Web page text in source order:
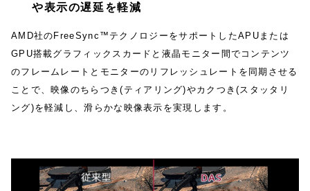
や表示の遅延を軽減
AMD社のFreeSync™テクノロジーをサポートしたAPUまたは
GPU搭載グラフィックスカードと液晶モニター間でコンテンツ
のフレームレートとモニターのリフレッシュレートを同期させる
ことで、映像のちらつき(ティアリング)やカクつき(スタッタリ
ング)を軽減し、滑らかな映像表示を実現します。